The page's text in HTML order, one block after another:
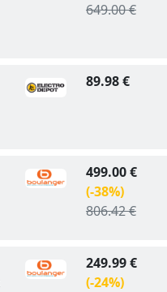
649.00 €
89.98 €
499.00 €
(-38%)
806.42 €
249.99 €
(-24%)